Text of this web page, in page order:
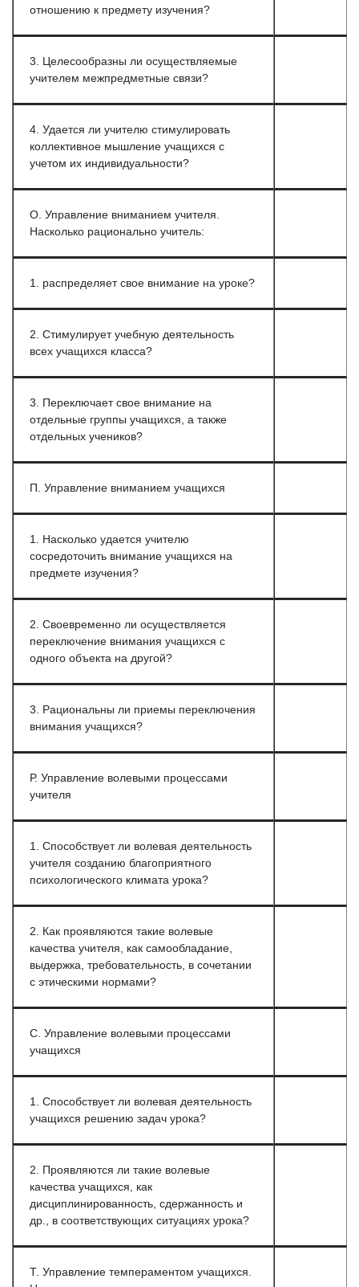
отношению к предмету изучения?
3. Целесообразны ли осуществляемые
учителем межпредметные связи?
4. Удается ли учителю стимулировать
коллективное мышление учащихся с
учетом их индивидуальности?
О. Управление вниманием учителя.
Насколько рационально учитель:
1. распределяет свое внимание на уроке?
2. Стимулирует учебную деятельность
всех учащихся класса?
3. Переключает свое внимание на
отдельные группы учащихся, а также
отдельных учеников?
П. Управление вниманием учащихся
1. Насколько удается учителю
сосредоточить внимание учащихся на
предмете изучения?
2. Своевременно ли осуществляется
переключение внимания учащихся с
одного объекта на другой?
3. Рациональны ли приемы переключения
внимания учащихся?
Р. Управление волевыми процессами
учителя
1. Способствует ли волевая деятельность
учителя созданию благоприятного
психологического климата урока?
2. Как проявляются такие волевые
качества учителя, как самообладание,
выдержка, требовательность, в сочетании
с этическими нормами?
С. Управление волевыми процессами
учащихся
1. Способствует ли волевая деятельность
учащихся решению задач урока?
2. Проявляются ли такие волевые
качества учащихся, как
дисциплинированность, сдержанность и
др., в соответствующих ситуациях урока?
Т. Управление темпераментом учащихся.